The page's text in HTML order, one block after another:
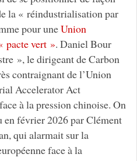
la « réindustrialisation par
pour uneUnion
pacte vert ». Daniel Bour
», le dirigeant de Carbon
contraignant de l’Union
Accelerator Act
à la pression chinoise. On
en février 2026 par Clément
qui alarmait sur la
face à la